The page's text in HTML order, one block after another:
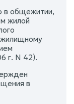
в общежитии,
жилой
жилищному
г. N 42).
в